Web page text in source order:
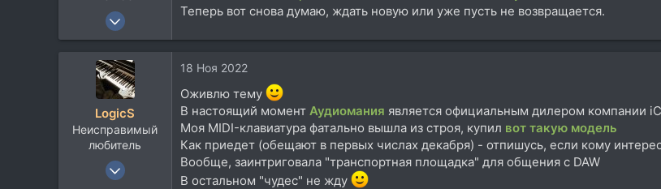
17 Дек 2010
Теперь вот снова думаю, ждать новую или уже пусть не возвращается.
LogicS
Неисправимый
любитель
17 Апр 2008
18 Ноя 2022
Оживлю тему
В настоящий момент Аудиомания является официальным дилером компании
Моя MIDI-клавиатура фатально вышла из строя, купил вот такую модель
Как приедет (обещают в первых числах декабря) - отпишусь, если кому
Вообще, заинтриговала "транспортная площадка" для общения с DAW
В остальном "чудес" не жду